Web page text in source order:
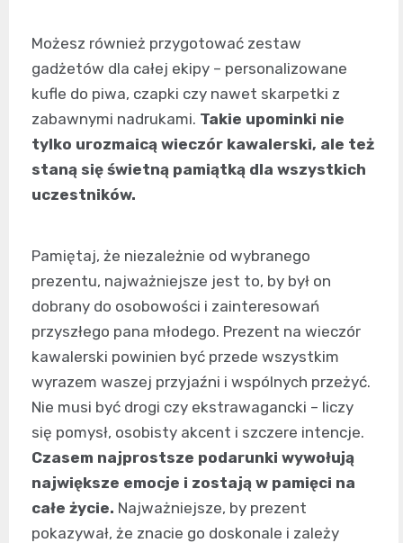
Możesz również przygotować zestaw
gadżetów dla całej ekipy – personalizowane
kufle do piwa, czapki czy nawet skarpetki z
zabawnymi nadrukami. Takie upominki nie
tylko urozmaicą wieczór kawalerski, ale też
staną się świetną pamiątką dla wszystkich
uczestników.
Pamiętaj, że niezależnie od wybranego
prezentu, najważniejsze jest to, by był on
dobrany do osobowości i zainteresowań
przyszłego pana młodego. Prezent na wieczór
kawalerski powinien być przede wszystkim
wyrazem waszej przyjaźni i wspólnych przeżyć.
Nie musi być drogi czy ekstrawagancki – liczy
się pomysł, osobisty akcent i szczere intencje.
Czasem najprostsze podarunki wywołują
największe emocje i zostają w pamięci na
całe życie. Najważniejsze, by prezent
pokazywał, że znacie go doskonale i zależy